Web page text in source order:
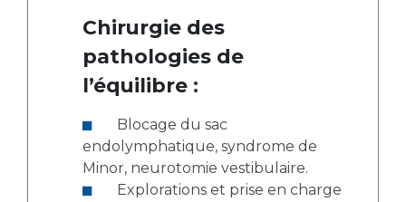
Chirurgie des
pathologies de
l’équilibre :
endolymphatique, syndrome de
Minor, neurotomie vestibulaire.